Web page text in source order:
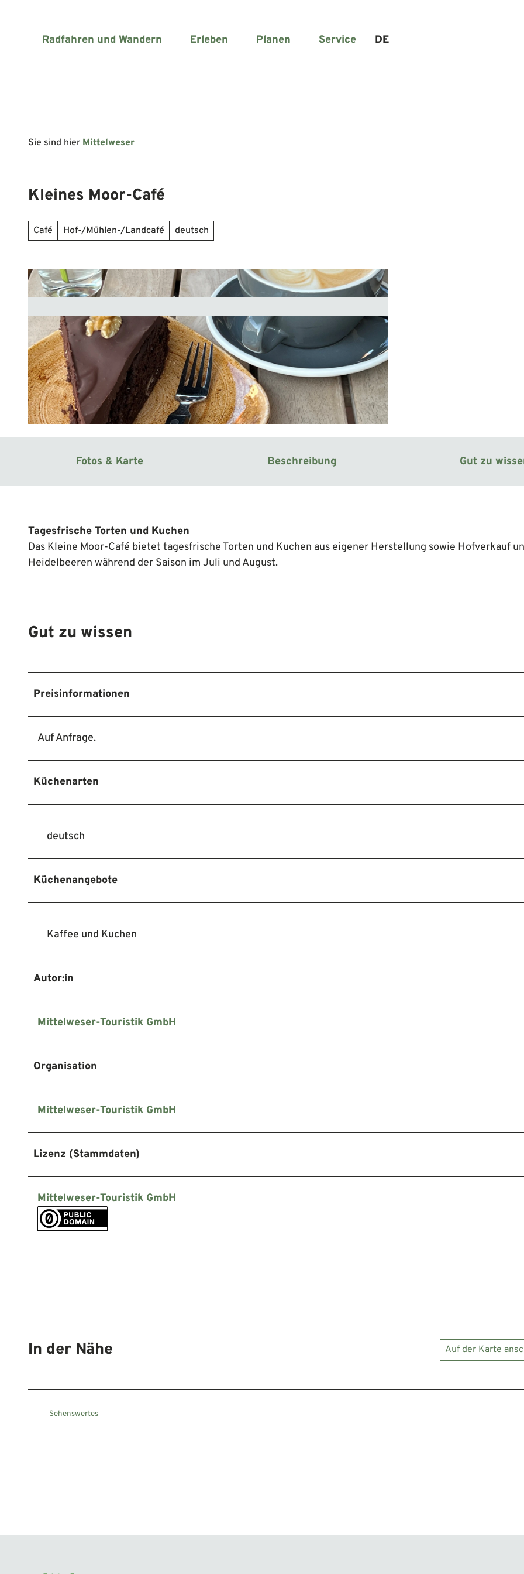
Radfahren und Wandern Erleben Planen Service DE
Sie sind hier Mittelweser
Kleines Moor-Café
Café Hof-/Mühlen-/Landcafé deutsch
Fotos & Karte Beschreibung Gut zu
Tagesfrische Torten und Kuchen
Das Kleine Moor-Café bietet tagesfrische Torten und Kuchen aus eigener Herstellung sowie Hofverkauf
Heidelbeeren während der Saison im Juli und August.
Gut zu wissen
Preisinformationen
Auf Anfrage.
Küchenarten
deutsch
Küchenangebote
Kaffee und Kuchen
Autor:in
Mittelweser-Touristik GmbH
Organisation
Mittelweser-Touristik GmbH
Lizenz (Stammdaten)
Mittelweser-Touristik GmbH
In der Nähe Auf der Karte
Sehenswertes